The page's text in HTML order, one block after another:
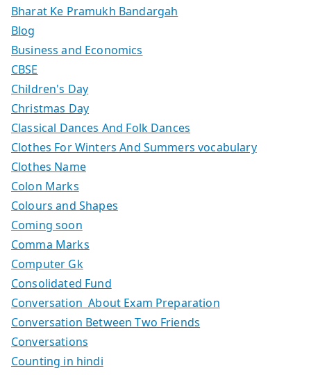
Bharat Ke Pramukh Bandargah
Blog
Business and Economics
CBSE
Children's Day
Christmas Day
Classical Dances And Folk Dances
Clothes For Winters And Summers vocabulary
Clothes Name
Colon Marks
Colours and Shapes
Coming soon
Comma Marks
Computer Gk
Consolidated Fund
Conversation About Exam Preparation
Conversation Between Two Friends
Conversations
Counting in hindi